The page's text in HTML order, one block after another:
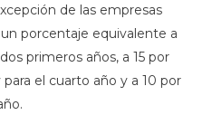
de las empresas
porcentaje equivalente a
primeros años, a 15 por
el cuarto año y a 10 por